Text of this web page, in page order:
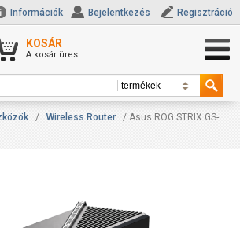
Információk Bejelentkezés Regisztráció
KOSÁR
A kosár üres.
/ Wireless Router
/ Asus ROG STRIX GS-